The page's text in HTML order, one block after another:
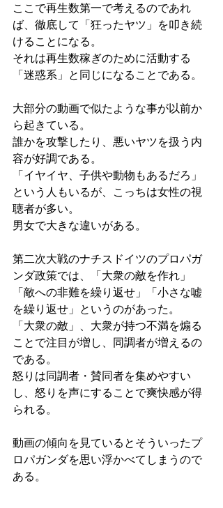
ここで再生数第一で考えるのであれ
ば、徹底して「狂ったヤツ」を叩き続
けることになる。
それは再生数稼ぎのために活動する
「迷惑系」と同じになることである。
大部分の動画で似たような事が以前か
ら起きている。
誰かを攻撃したり、悪いヤツを扱う内
容が好調である。
「イヤイヤ、子供や動物もあるだろ」
という人もいるが、こっちは女性の視
聴者が多い。
男女で大きな違いがある。
第二次大戦のナチスドイツのプロパガ
ンダ政策では、「大衆の敵を作れ」
「敵への非難を繰り返せ」「小さな嘘
を繰り返せ」というのがあった。
「大衆の敵」、大衆が持つ不満を煽る
ことで注目が増し、同調者が増えるの
である。
怒りは同調者・賛同者を集めやすい
し、怒りを声にすることで爽快感が得
られる。
動画の傾向を見ているとそういったプ
ロパガンダを思い浮かべてしまうので
ある。